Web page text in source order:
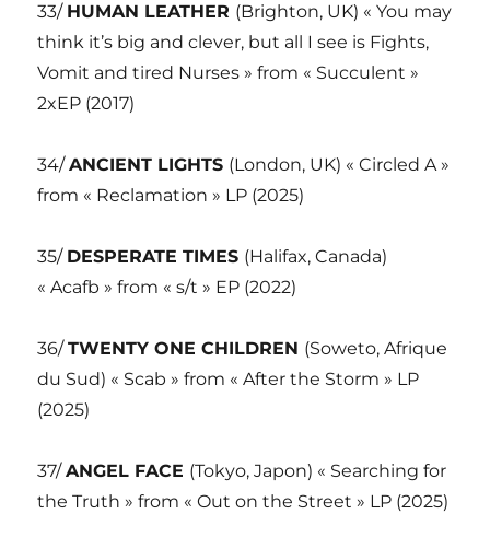
33/ HUMAN LEATHER (Brighton, UK) « You may
think it’s big and clever, but all I see is Fights,
Vomit and tired Nurses » from « Succulent »
2xEP (2017)
34/ANCIENT LIGHTS (London, UK) « Circled A »
from « Reclamation » LP (2025)
35/ DESPERATE TIMES (Halifax, Canada)
« Acafb » from « s/t » EP (2022)
36/TWENTY ONE CHILDREN (Soweto, Afrique
du Sud) « Scab » from « After the Storm » LP
(2025)
37/ANGEL FACE (Tokyo, Japon) « Searching for
the Truth » from « Out on the Street » LP (2025)